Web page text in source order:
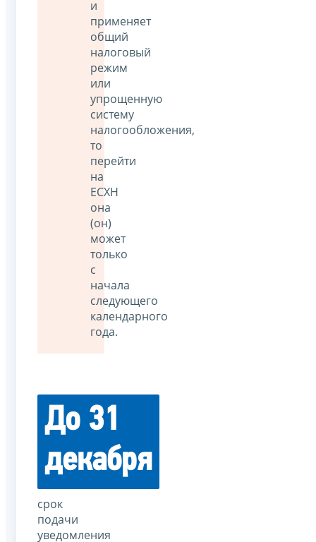
и
применяет
общий
налоговый
режим
или
упрощенную
систему
налогообложения,
то
перейти
на
ЕСХН
она
(он)
может
только
с
начала
следующего
календарного
года.
До 31
декабря
срок
подачи
уведомления